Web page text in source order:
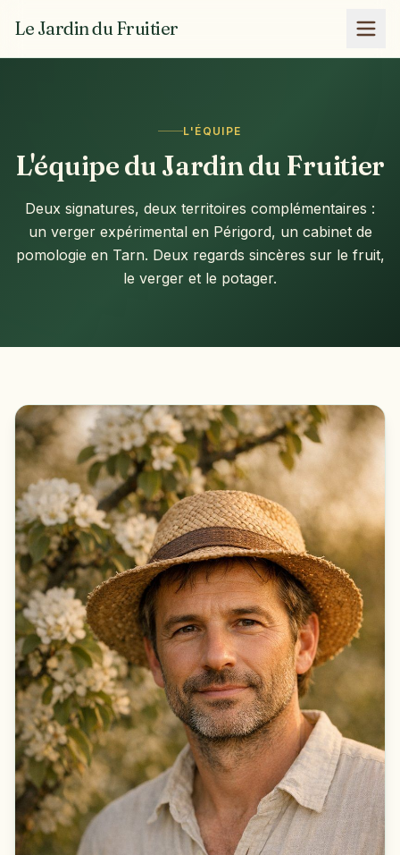
Le Jardin du Fruitier
L'ÉQUIPE
L'équipe du Jardin du Fruitier
Deux signatures, deux territoires complémentaires :
un verger expérimental en Périgord, un cabinet de
pomologie en Tarn. Deux regards sincères sur le fruit,
le verger et le potager.